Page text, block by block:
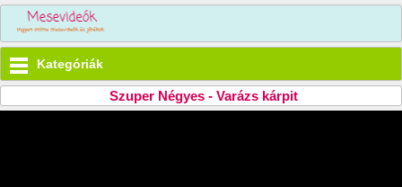
Kategóriák
Szuper Négyes - Varázs kárpit